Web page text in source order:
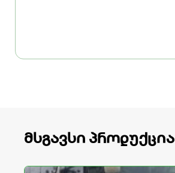
მსგავსი პროდუქცია